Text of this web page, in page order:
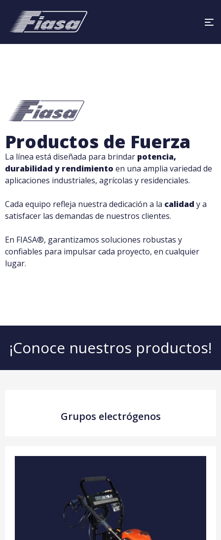
Productos de Fuerza
La línea está diseñada para brindar potencia,
durabilidad y rendimiento en una amplia variedad de
aplicaciones industriales, agrícolas y residenciales.
Cada equipo refleja nuestra dedicación a la calidad y a
satisfacer las demandas de nuestros clientes.
En FIASA®, garantizamos soluciones robustas y
confiables para impulsar cada proyecto, en cualquier
lugar.
¡Conoce nuestros productos!
Grupos electrógenos